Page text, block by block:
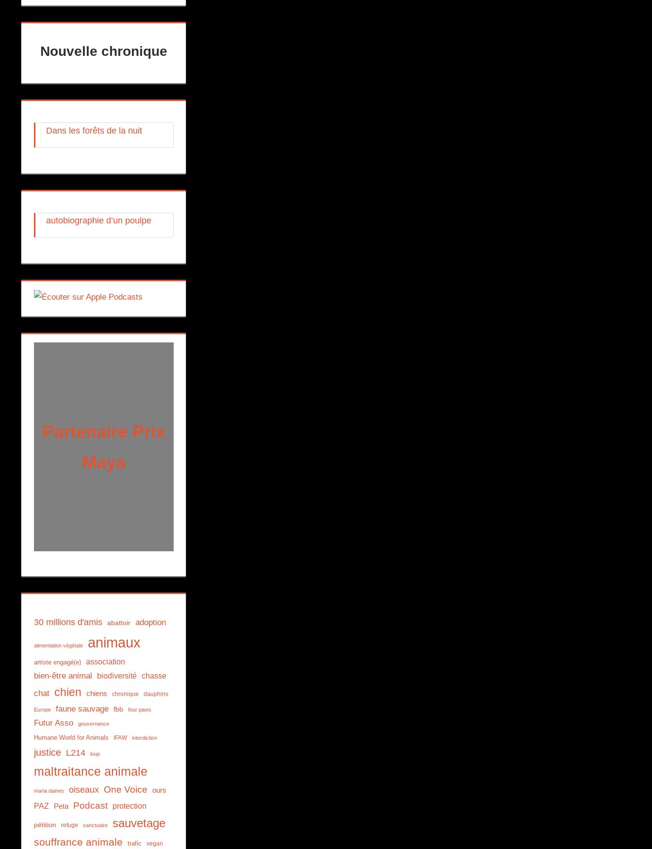
Nouvelle chronique
Dans les forêts de la nuit
autobiographie d’un poulpe
Partenaire Prix
Maya
30 millions d'amis abattoir adoption
alimentation végétale animaux
artiste engagé(e) association
bien-être animal biodiversité chasse
chat chien chiens chronique dauphins
Europe faune sauvage fbb four paws
Futur Asso gouvernance
Humane World for Animals IFAW interdiction
justice L214 loup
maltraitance animale
maria daines oiseaux One Voice ours
PAZ Peta Podcast protection
pétition refuge sanctuaire sauvetage
souffrance animale trafic vegan